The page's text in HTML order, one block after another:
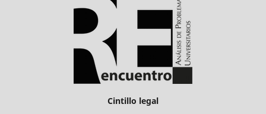
Cintillo legal